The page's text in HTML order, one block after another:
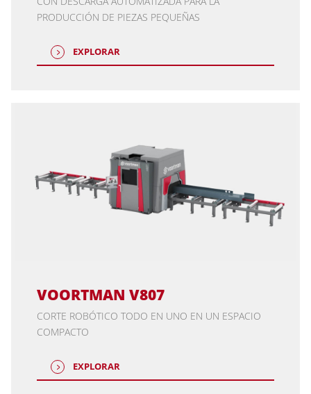
PRODUCCIÓN DE PIEZAS PEQUEÑAS
EXPLORAR
VOORTMAN V807
CORTE ROBÓTICO TODO EN UNO EN UN ESPACIO
COMPACTO
EXPLORAR